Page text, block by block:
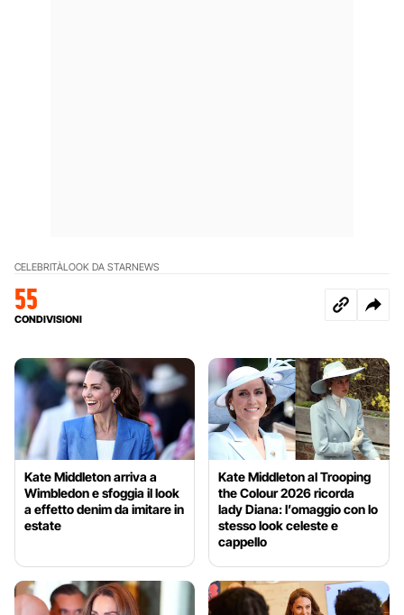
CELEBRITÀLOOK DA STARNEWS
55
CONDIVISIONI
Kate Middleton arriva a
Wimbledon e sfoggia il look
a effetto denim da imitare in
estate
Kate Middleton al Trooping
the Colour 2026 ricorda
lady Diana: l’omaggio con lo
stesso look celeste e
cappello